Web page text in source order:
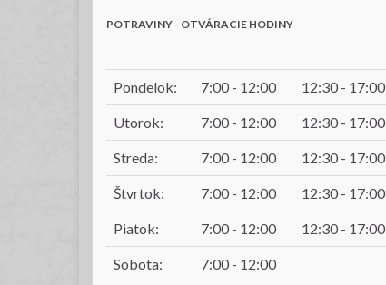
POTRAVINY - OTVÁRACIE HODINY
Pondelok: 7:00 - 12:00 12:30 - 17:00
Utorok: 7:00 - 12:00 12:30 - 17:00
Streda: 7:00 - 12:00 12:30 - 17:00
Štvrtok: 7:00 - 12:00 12:30 - 17:00
Piatok: 7:00 - 12:00 12:30 - 17:00
Sobota: 7:00 - 12:00